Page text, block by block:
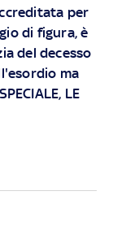
per
di figura, è
del decesso
ma
LE